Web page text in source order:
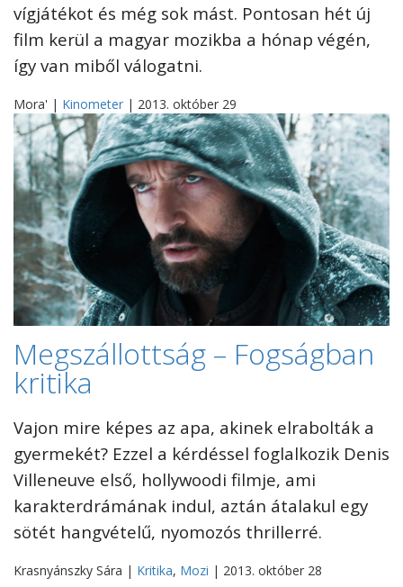
vígjátékot és még sok mást. Pontosan hét új
film kerül a magyar mozikba a hónap végén,
így van miből válogatni.
Mora' | Kinometer | 2013. október 29
Megszállottság – Fogságban
kritika
Vajon mire képes az apa, akinek elrabolták a
gyermekét? Ezzel a kérdéssel foglalkozik Denis
Villeneuve első, hollywoodi filmje, ami
karakterdrámának indul, aztán átalakul egy
sötét hangvételű, nyomozós thrillerré.
Krasnyánszky Sára | Kritika, Mozi | 2013. október 28